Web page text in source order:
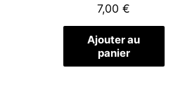
7,00€
Ajouter au
panier